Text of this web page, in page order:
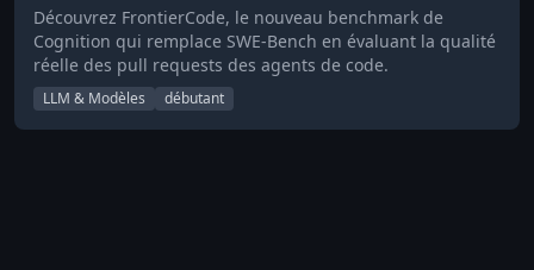
Découvrez FrontierCode, le nouveau benchmark de
Cognition qui remplace SWE-Bench en évaluant la qualité
réelle des pull requests des agents de code.
LLM & Modèles débutant